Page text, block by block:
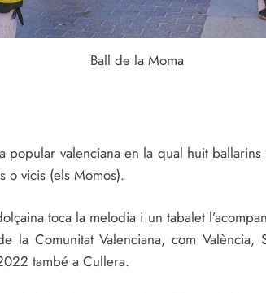
Ball de la Moma
popular valenciana en la qual huit
o vicis (els Momos).
toca la melodia i un tabalet
la Comunitat Valenciana, com València,
també a Cullera.